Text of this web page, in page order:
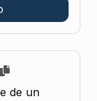
de un